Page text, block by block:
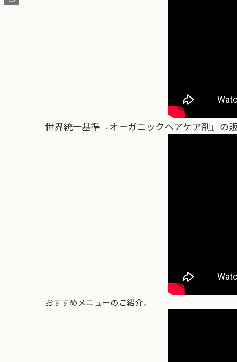
世界統一基準『オーガニックヘアケア剤』の
おすすめメニューのご紹介。